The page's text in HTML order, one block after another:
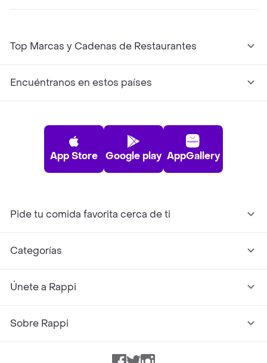
Top Marcas y Cadenas de Restaurantes
Encuéntranos en estos países
App Store Google play AppGallery
Pide tu comida favorita cerca de ti
Categorías
Únete a Rappi
Sobre Rappi
Facebook
TwitterInstagram